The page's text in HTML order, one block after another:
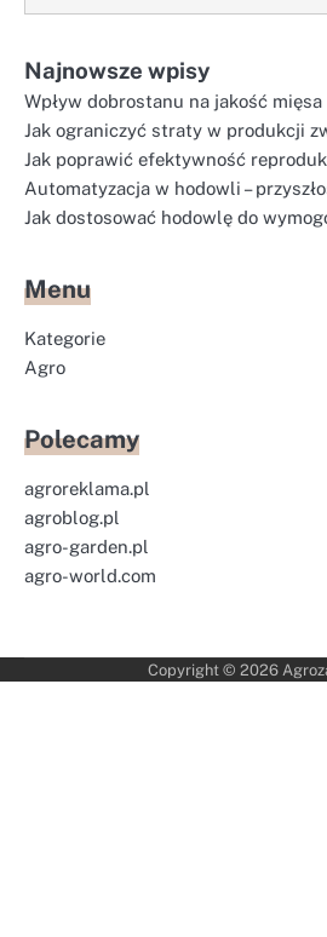
Najnowsze wpisy
Wpływ dobrostanu na jakość
Jak ograniczyć straty w produkcji
Jak poprawić efektywność
Automatyzacja w hodowli –
Jak dostosować hodowlę do
Menu
Kategorie
Agro
Polecamy
agroreklama.pl
agroblog.pl
agro-garden.pl
agro-world.com
Copyright © 2026